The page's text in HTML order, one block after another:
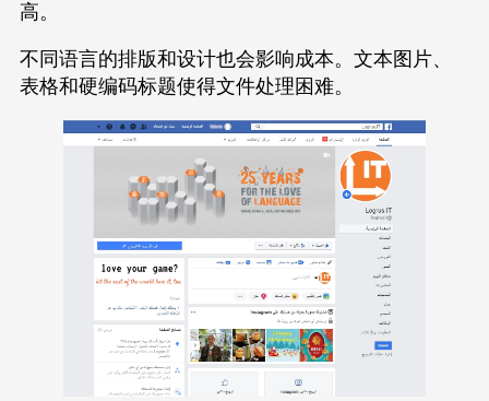
高。
不同语言的排版和设计也会影响成本。文本图片、
表格和硬编码标题使得文件处理困难。